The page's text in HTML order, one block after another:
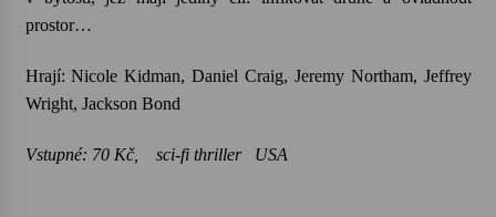
prostor…
Hrají: Nicole Kidman, Daniel Craig, Jeremy Northam, Jeffrey
Wright, Jackson Bond
Vstupné: 70 Kč, sci-fi thriller USA